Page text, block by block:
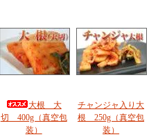
大根 大
切 400g（真空包
装）
チャンジャ入り大
根 250g（真空包
装）